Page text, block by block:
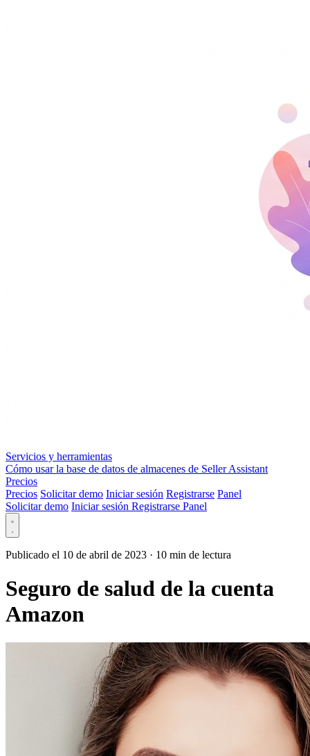
Servicios y herramientas
Cómo usar la base de datos de almacenes de Seller Assistant
Precios
Precios Solicitar demo Iniciar sesión Registrarse Panel
Solicitar demo Iniciar sesión Registrarse Panel
Publicado el 10 de abril de 2023 · 10 min de lectura
Seguro de salud de la cuenta
Amazon